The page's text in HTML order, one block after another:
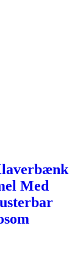
Med